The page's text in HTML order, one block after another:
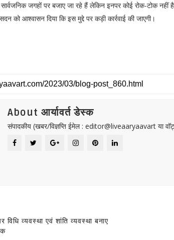
जगहों पर बजाए जा रहे हैं लेकिन इनपर कोई रोक-टोक
को आश्वासन दिया कि इस मुद्दे पर कड़ी कार्रवाई की जाएगी।
About आर्यावर्त डेस्क
संपादकीय (खबर/विज्ञप्ति ईमेल : editor@liveaaryaavart या
विधि व्यवस्था एवं शांति व्यवस्था बनाए